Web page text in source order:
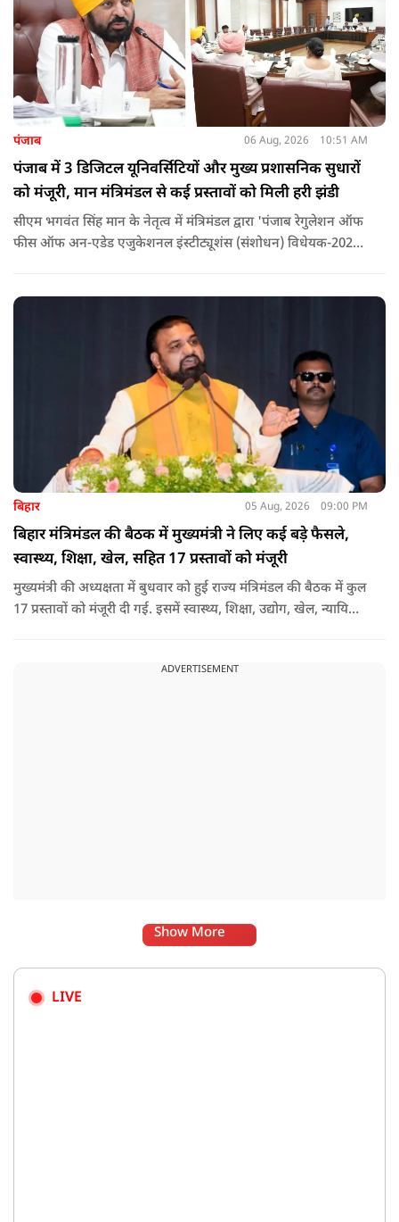
पंजाब 06 Aug, 2026 10:51 AM
पंजाब में 3 डिजिटल यूनिवर्सिटियों और मुख्य प्रशासनिक सुधारों
को मंजूरी, मान मंत्रिमंडल से कई प्रस्तावों को मिली हरी झंडी
सीएम भगवंत सिंह मान के नेतृत्व में मंत्रिमंडल द्वारा 'पंजाब रेगुलेशन ऑफ
फीस ऑफ अन-एडेड एजुकेशनल इंस्टीट्यूशंस (संशोधन) विधेयक-2026'
अन्य प्रस्तावों को भी मंजूरी दी गई है.
बिहार 05 Aug, 2026 09:00 PM
बिहार मंत्रिमंडल की बैठक में मुख्यमंत्री ने लिए कई बड़े फैसले,
स्वास्थ्य, शिक्षा, खेल, सहित 17 प्रस्तावों को मंजूरी
मुख्यमंत्री की अध्यक्षता में बुधवार को हुई राज्य मंत्रिमंडल की बैठक में कुल
17 प्रस्तावों को मंजूरी दी गई. इसमें स्वास्थ्य, शिक्षा, उद्योग, खेल, न्यायिक
ADVERTISEMENT
Show More
LIVE